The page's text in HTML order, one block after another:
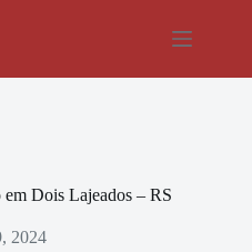
Dois Lajeados – RS
2024